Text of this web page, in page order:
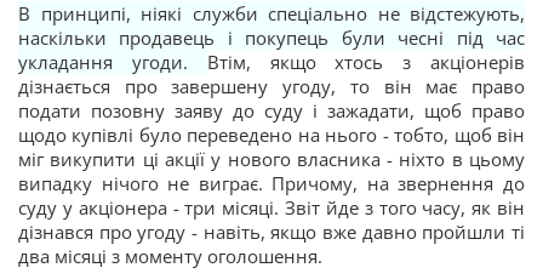
В принципі, ніякі служби спеціально не відстежують,
наскільки продавець і покупець були чесні під час
укладання угоди. Втім, якщо хтось з акціонерів
дізнається про завершену угоду, то він має право
подати позовну заяву до суду і зажадати, щоб право
щодо купівлі було переведено на нього - тобто, щоб він
міг викупити ці акції у нового власника - ніхто в цьому
випадку нічого не виграє. Причому, на звернення до
суду у акціонера - три місяці. Звіт йде з того часу, як він
дізнався про угоду - навіть, якщо вже давно пройшли ті
два місяці з моменту оголошення.